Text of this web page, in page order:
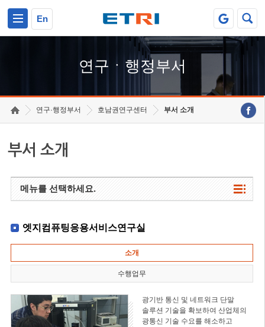
En
연구ㆍ행정부서
연구·행정부서 호남권연구센터 부서 소개
부서 소개
메뉴를 선택하세요.
엣지컴퓨팅응용서비스연구실
소개
수행업무
광기반 통신 및 네트워크 단말
솔루션 기술을 확보하여 산업체의
광통신 기술 수요를 해소하고